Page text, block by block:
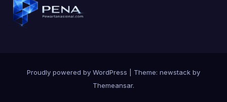
Proudly powered by WordPress
Theme: newstack by
Themeansar.